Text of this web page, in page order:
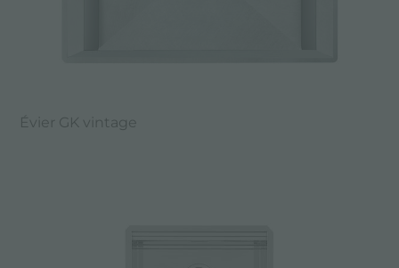
Évier GK vintage